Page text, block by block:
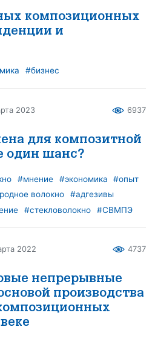
композиционных
и
#бизнес
2023 6937
для композитной
один шанс?
#мнение #экономика
#опыт
волокно
#адгезивы
#стекловолокно #СВМПЭ
2022 4737
непрерывные
производства